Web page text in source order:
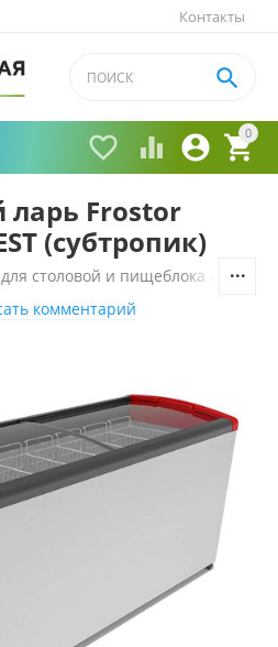
Контакты
0


 

Frostor
(субтропик)
столовой и пищеблока
комментарий